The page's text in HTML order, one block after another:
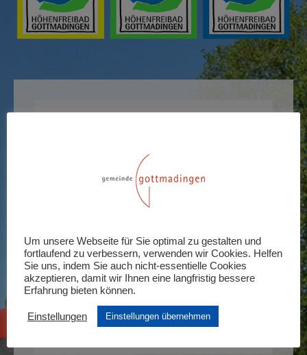
Benutzername oder E-Mail-Adresse
Erforderlich
Anmelden
Angemeldet bleiben
Um unsere Webseite für Sie optimal zu gestalten und
fortlaufend zu verbessern, verwenden wir Cookies. Helfen
Sie uns, indem Sie auch nicht-essentielle Cookies
akzeptieren, damit wir Ihnen eine langfristig bessere
Erfahrung bieten können.
Einstellungen Einstellungen übernehmen